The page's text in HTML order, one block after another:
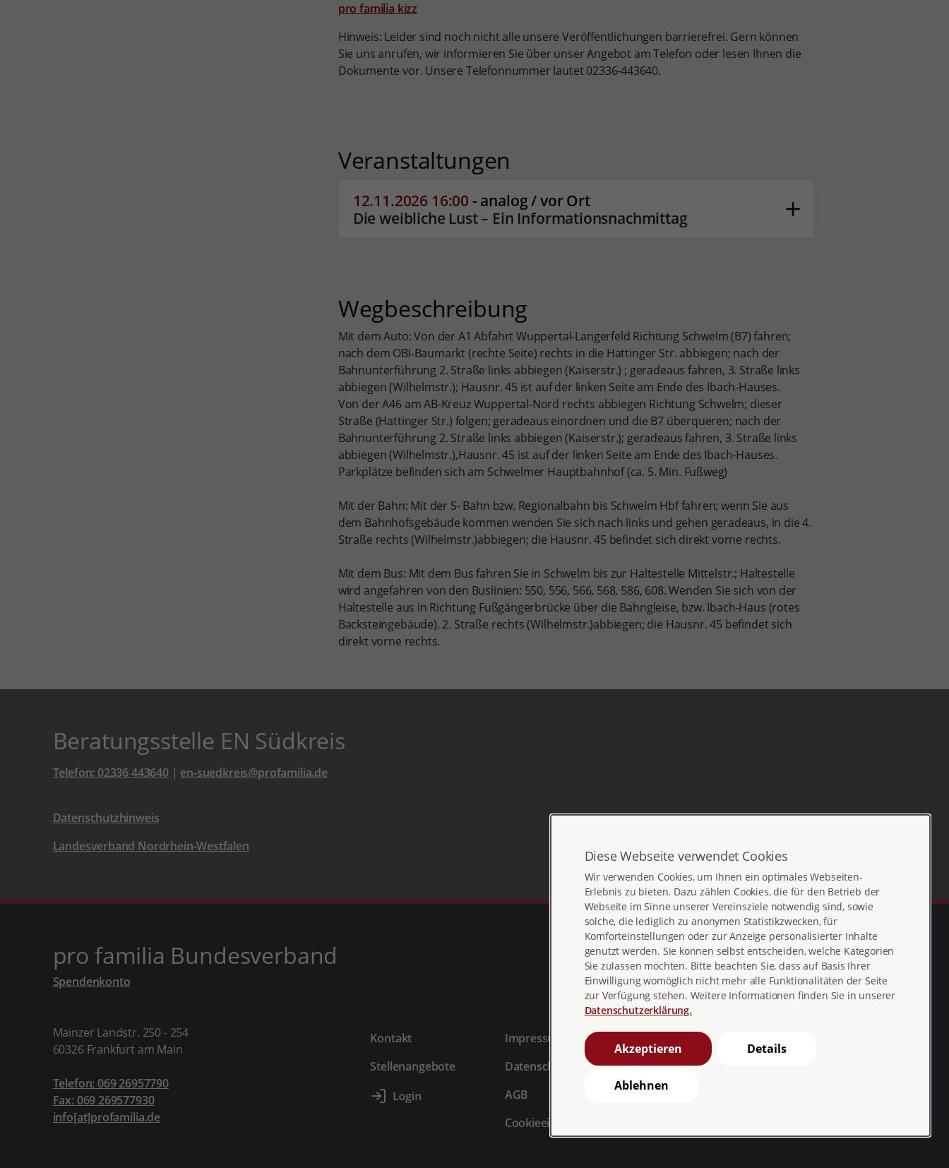
pro familia kizz
Hinweis: Leider sind noch nicht alle unsere Veröffentlichungen barrierefrei. Gern können
Sie uns anrufen, wir informieren Sie über unser Angebot am Telefon oder lesen Ihnen die
Dokumente vor. Unsere Telefonnummer lautet 02336-443640.
Veranstaltungen
12.11.2026 16:00 - analog / vor Ort
Die weibliche Lust – Ein Informationsnachmittag
Wegbeschreibung
Mit dem Auto: Von der A1 Abfahrt Wuppertal-Langerfeld Richtung Schwelm (B7) fahren;
nach dem OBI-Baumarkt (rechte Seite) rechts in die Hattinger Str. abbiegen; nach der
Bahnunterführung 2. Straße links abbiegen (Kaiserstr.) ; geradeaus fahren, 3. Straße links
abbiegen (Wilhelmstr.); Hausnr. 45 ist auf der linken Seite am Ende des Ibach-Hauses.
Von der A46 am AB-Kreuz Wuppertal-Nord rechts abbiegen Richtung Schwelm; dieser
Straße (Hattinger Str.) folgen; geradeaus einordnen und die B7 überqueren; nach der
Bahnunterführung 2. Straße links abbiegen (Kaiserstr.); geradeaus fahren, 3. Straße links
abbiegen (Wilhelmstr.),Hausnr. 45 ist auf der linken Seite am Ende des Ibach-Hauses.
Parkplätze befinden sich am Schwelmer Hauptbahnhof (ca. 5. Min. Fußweg)
Mit der Bahn: Mit der S- Bahn bzw. Regionalbahn bis Schwelm Hbf fahren; wenn Sie aus
dem Bahnhofsgebäude kommen wenden Sie sich nach links und gehen geradeaus, in die 4.
Straße rechts (Wilhelmstr.)abbiegen; die Hausnr. 45 befindet sich direkt vorne rechts.
Mit dem Bus: Mit dem Bus fahren Sie in Schwelm bis zur Haltestelle Mittelstr.; Haltestelle
wird angefahren von den Buslinien: 550, 556, 566, 568, 586, 608. Wenden Sie sich von der
Haltestelle aus in Richtung Fußgängerbrücke über die Bahngleise, bzw. Ibach-Haus (rotes
Backsteingebäude). 2. Straße rechts (Wilhelmstr.)abbiegen; die Hausnr. 45 befindet sich
direkt vorne rechts.
Beratungsstelle EN Südkreis
Telefon: 02336 443640| en-suedkreis@profamilia.de
Datenschutzhinweis
Landesverband Nordrhein-Westfalen
pro familia Bundesverband
Spendenkonto
Mainzer Landstr. 250 - 254
60326 Frankfurt am Main
Telefon: 069 26957790
Fax: 069 269577930
info[at]profamilia.de
Kontakt
Stellenangebote
Impressum
Datenschutz
AGB
Cookieeinstellungen
Erklärung zur
Barrierefreiheit
Barriere melden
Diese Webseite verwendet Cookies
Wir verwenden Cookies, um Ihnen ein optimales Webseiten-
Erlebnis zu bieten. Dazu zählen Cookies, die für den Betrieb der
Webseite im Sinne unserer Vereinsziele notwendig sind, sowie
solche, die lediglich zu anonymen Statistikzwecken, für
Komforteinstellungen oder zur Anzeige personalisierter Inhalte
genutzt werden. Sie können selbst entscheiden, welche Kategorien
Sie zulassen möchten. Bitte beachten Sie, dass auf Basis Ihrer
Einwilligung womöglich nicht mehr alle Funktionalitäten der Seite
zur Verfügung stehen. Weitere Informationen finden Sie in unserer
Datenschutzerklärung.
Akzeptieren Details
Ablehnen